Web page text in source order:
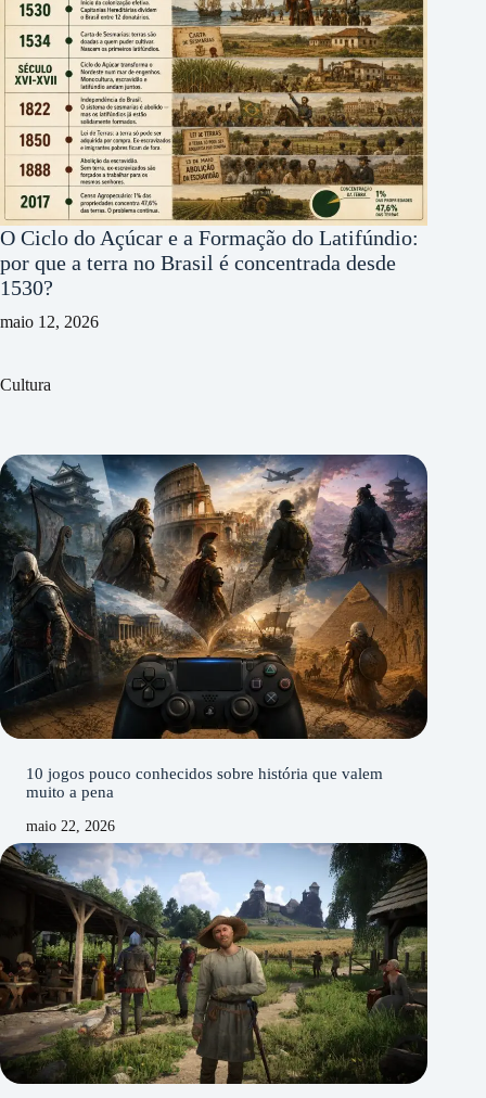
O Ciclo do Açúcar e a Formação do Latifúndio:
por que a terra no Brasil é concentrada desde
1530?
maio 12, 2026
Cultura
10 jogos pouco conhecidos sobre história que valem
muito a pena
maio 22, 2026